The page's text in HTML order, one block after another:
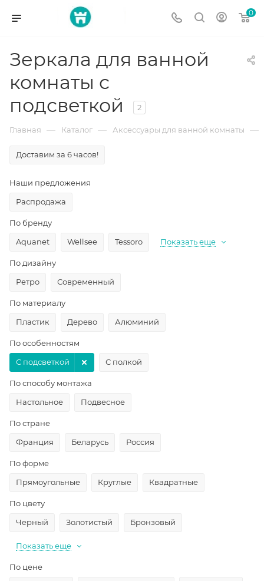
0
Зеркала для ванной
комнаты с
подсветкой
2
Главная — Каталог — Аксессуары для ванной комнаты —
Доставим за 6 часов!
Наши предложения
Распродажа
По бренду
Aquanet
Wellsee Tessoro Показать еще
По дизайну
Ретро
Современный
По материалу
Пластик
Дерево Алюминий
По особенностям
С подсветкой
С полкой
По способу монтажа
Настольное
Подвесное
По стране
Франция
Беларусь Россия
По форме
Прямоугольные
Круглые Квадратные
По цвету
Черный
Золотистый Бронзовый
Показать еще
По цене